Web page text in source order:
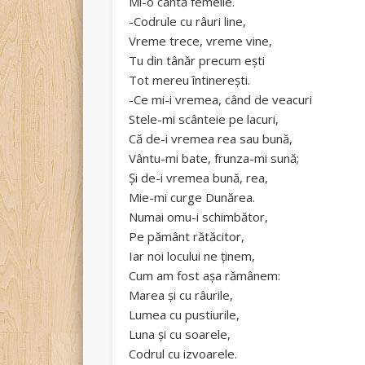
-Codrule cu râuri line,
Vreme trece, vreme vine,
Tu din tânăr precum eşti
Tot mereu întinereşti.
-Ce mi-i vremea, când de veacuri
Stele-mi scânteie pe lacuri,
Că de-i vremea rea sau bună,
Vântu-mi bate, frunza-mi sună;
Şi de-i vremea bună, rea,
Mie-mi curge Dunărea.
Numai omu-i schimbător,
Pe pământ rătăcitor,
Iar noi locului ne ţinem,
Cum am fost aşa rămânem:
Marea şi cu râurile,
Lumea cu pustiurile,
Luna şi cu soarele,
Codrul cu izvoarele.